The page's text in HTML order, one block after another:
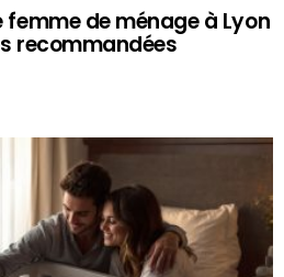
femme de ménage à Lyon
recommandées